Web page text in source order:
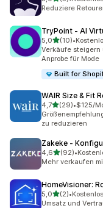
5 Rezensionen
Reduziere
TryPoint ‑ AI
5,0von 5 Sternen
(10)
10 Rezensionen
•
Verkäufe steigern
Anprobe für Mode
Built for
WAIR Size & Fit
4,7von 5 Sternen
(29)
29 Rezensionen
•$125/
zu reduzieren
Zakeke ‑
4,6von 5 Sternen
(92)
92 Rezensionen
•
Mehr verkaufen
HomeVisioner:
5,0von 5 Sternen
(2)
2 Rezensionen
•
Umsatz und